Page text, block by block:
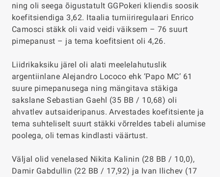
ning oli seega õigustatult GGPokeri kliendis soosik
koefitsiendiga 3,62. Itaalia turniiriregulaari Enrico
Camosci stäkk oli vaid veidi väiksem – 76 suurt
pimepanust – ja tema koefitsient oli 4,26.
Liidrikaksiku järel oli alati meelelahutuslik
argentiinlane Alejandro Lococo ehk ‘Papo MC’ 61
suure pimepanusega ning mängitava stäkiga
sakslane Sebastian Gaehl (35 BB / 10,68) oli
ahvatlev autsaideripanus. Arvestades koefitsiente ja
tema suhteliselt suurt stäkki võrreldes tabeli alumise
poolega, oli temas kindlasti väärtust.
Väljal olid venelased Nikita Kalinin (28 BB / 10,0),
Damir Gabdullin (22 BB / 17,92) ja Ivan Ilichev (17